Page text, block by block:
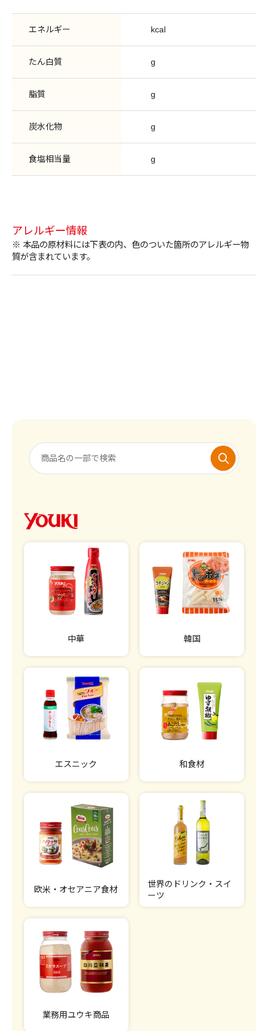
エネルギー kcal
たん白質 g
脂質 g
炭水化物 g
食塩相当量 g
アレルギー情報
※ 本品の原材料には下表の内、色のついた箇所のアレルギー物
質が含まれています。
中華 韓国
エスニック 和食材
欧米・オセアニア食材
世界のドリンク・スイ
ーツ
業務用ユウキ商品